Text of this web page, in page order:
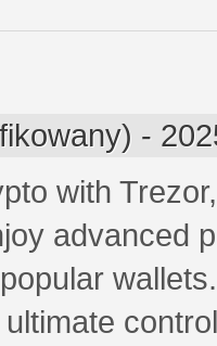
-
with
advanced